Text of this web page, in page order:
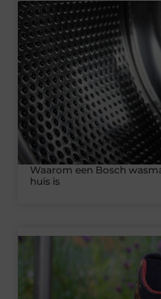
Waarom een Bosch
huis is